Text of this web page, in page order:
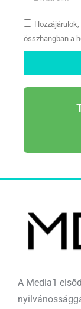
összhangban a
A Media1